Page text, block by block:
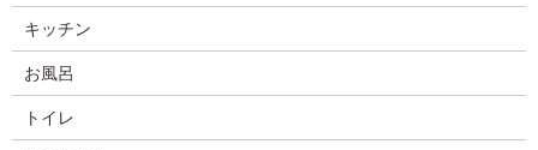
キッチン
お風呂
トイレ